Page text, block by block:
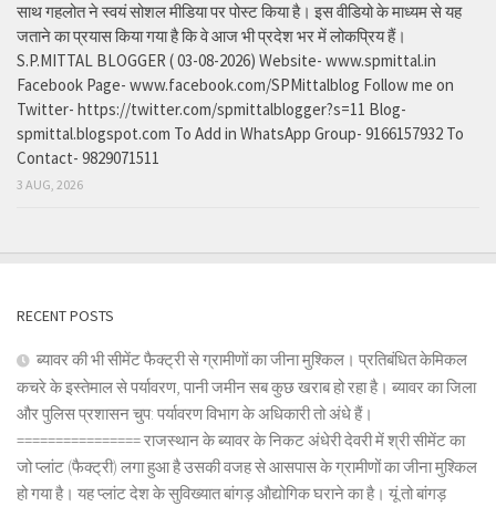
साथ गहलोत ने स्वयं सोशल मीडिया पर पोस्ट किया है। इस वीडियो के माध्यम से यह
जताने का प्रयास किया गया है कि वे आज भी प्रदेश भर में लोकप्रिय हैं।
S.P.MITTAL BLOGGER ( 03-08-2026) Website- www.spmittal.in
Facebook Page- www.facebook.com/SPMittalblog Follow me on
Twitter- https://twitter.com/spmittalblogger?s=11 Blog-
spmittal.blogspot.com To Add in WhatsApp Group- 9166157932 To
Contact- 9829071511
3 AUG, 2026
RECENT POSTS
ब्यावर की भी सीमेंट फैक्ट्री से ग्रामीणों का जीना मुश्किल। प्रतिबंधित केमिकल
कचरे के इस्तेमाल से पर्यावरण, पानी जमीन सब कुछ खराब हो रहा है। ब्यावर का जिला
और पुलिस प्रशासन चुप: पर्यावरण विभाग के अधिकारी तो अंधे हैं।
================ राजस्थान के ब्यावर के निकट अंधेरी देवरी में श्री सीमेंट का
जो प्लांट (फैक्ट्री) लगा हुआ है उसकी वजह से आसपास के ग्रामीणों का जीना मुश्किल
हो गया है। यह प्लांट देश के सुविख्यात बांगड़ औद्योगिक घराने का है। यूं तो बांगड़